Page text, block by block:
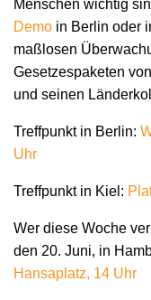
Menschen wichtig
Demo in Berlin oder
maßlosen
Gesetzespaketen
und seinen
Treffpunkt in Berlin:
Uhr
Treffpunkt in Kiel:
Wer diese Woche
den 20. Juni, in
Hansaplatz, 14 Uhr